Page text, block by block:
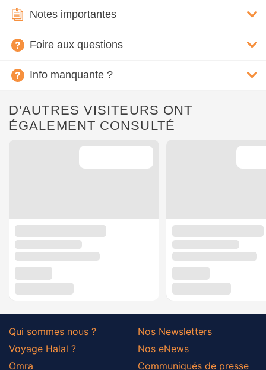
Notes importantes
Foire aux questions
Info manquante ?
D'AUTRES VISITEURS ONT
ÉGALEMENT CONSULTÉ
Qui sommes nous ?
Voyage Halal ?
Omra
Nos Newsletters
Nos eNews
Communiqués de presse